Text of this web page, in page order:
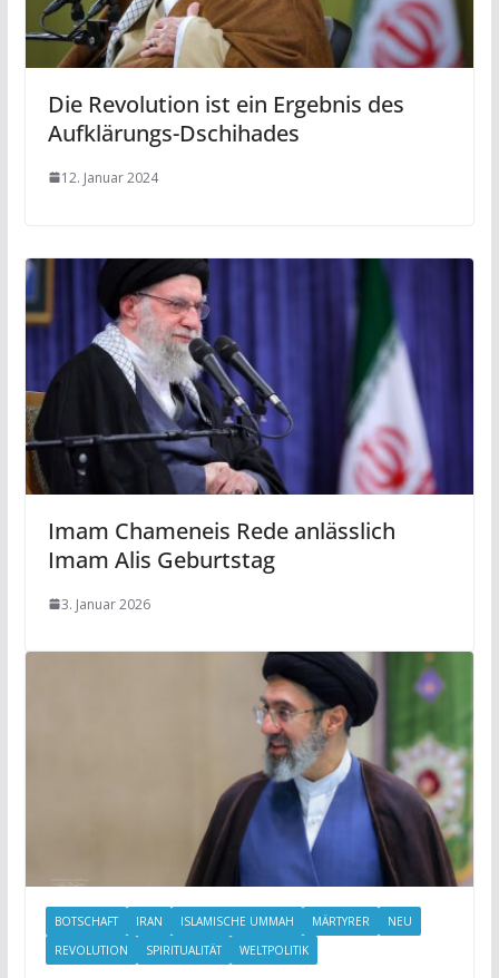
Die Revolution ist ein Ergebnis des
Aufklärungs-Dschihades
12. Januar 2024
Imam Chameneis Rede anlässlich
Imam Alis Geburtstag
3. Januar 2026
BOTSCHAFT IRAN ISLAMISCHE UMMAH MÄRTYRER
NEU
REVOLUTION
SPIRITUALITÄT WELTPOLITIK